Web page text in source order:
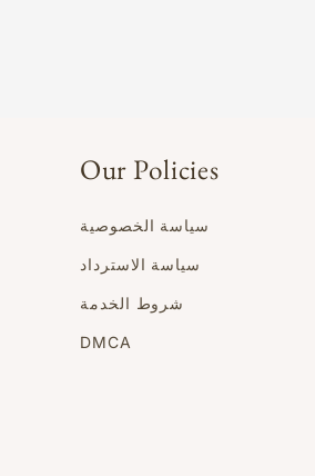
Our Policies
سياسة الخصوصية
سياسة الاسترداد
شروط الخدمة
DMCA